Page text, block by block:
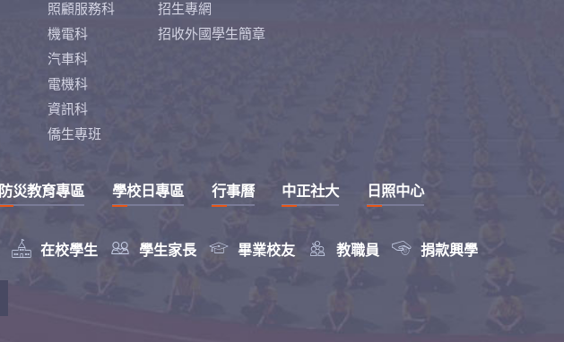
照顧服務科
機電科
汽車科
電機科
資訊科
僑生專班
招生專網
招收外國學生簡章
 在校學生  學生家長  畢業校友  教職員  捐款興學
防災教育專區 學校日專區 行事曆 中正社大 日照中心